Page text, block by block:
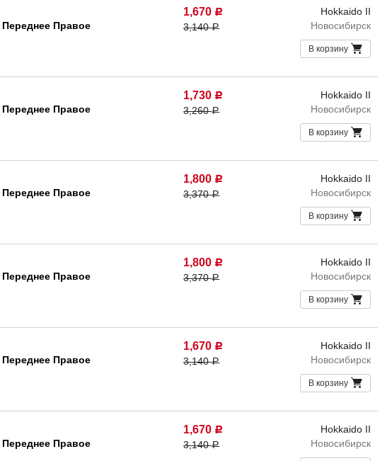
Переднее Правое
1,670 Р
3,140Р
Hokkaido II
Новосибирск
В корзину
Переднее Правое
1,730 Р
3,260Р
Hokkaido II
Новосибирск
В корзину
Переднее Правое
1,800 Р
3,370Р
Hokkaido II
Новосибирск
В корзину
Переднее Правое
1,800 Р
3,370Р
Hokkaido II
Новосибирск
В корзину
Переднее Правое
1,670 Р
3,140Р
Hokkaido II
Новосибирск
В корзину
Переднее Правое
1,670 Р
3,140Р
Hokkaido II
Новосибирск